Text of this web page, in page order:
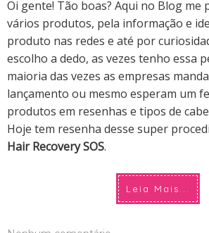
Oi gente! Tão boas? Aqui no Blog
vários produtos, pela informação e
produto nas redes e até por
escolho a dedo, as vezes tenho essa
maioria das vezes as empresas
lançamento ou mesmo esperam um
produtos em resenhas e tipos de
Hoje tem resenha desse super
Hair Recovery SOS.
Leia Mais...